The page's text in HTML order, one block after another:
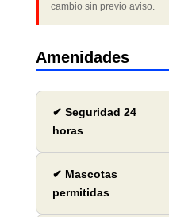
cambio sin previo aviso.
Amenidades
✔ Seguridad 24
horas
✔ Mascotas
permitidas